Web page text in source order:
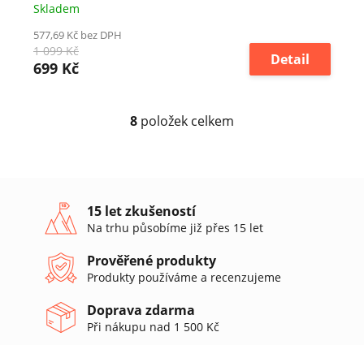
Skladem
577,69 Kč bez DPH
1 099 Kč
699 Kč Detail
O
a
c
í
p
r
v
y
v
8 položek celkem
15 let zkušeností
Na trhu působíme již přes 15 let
Prověřené produkty
Produkty používáme a recenzujeme
Doprava zdarma
Při nákupu nad 1 500 Kč